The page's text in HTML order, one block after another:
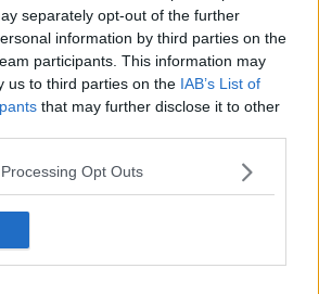
separately opt-out of the further
information by third parties on the
participants. This information may
us to third parties on the IAB’s List of
that may further disclose it to other
Opt Outs
non la luna